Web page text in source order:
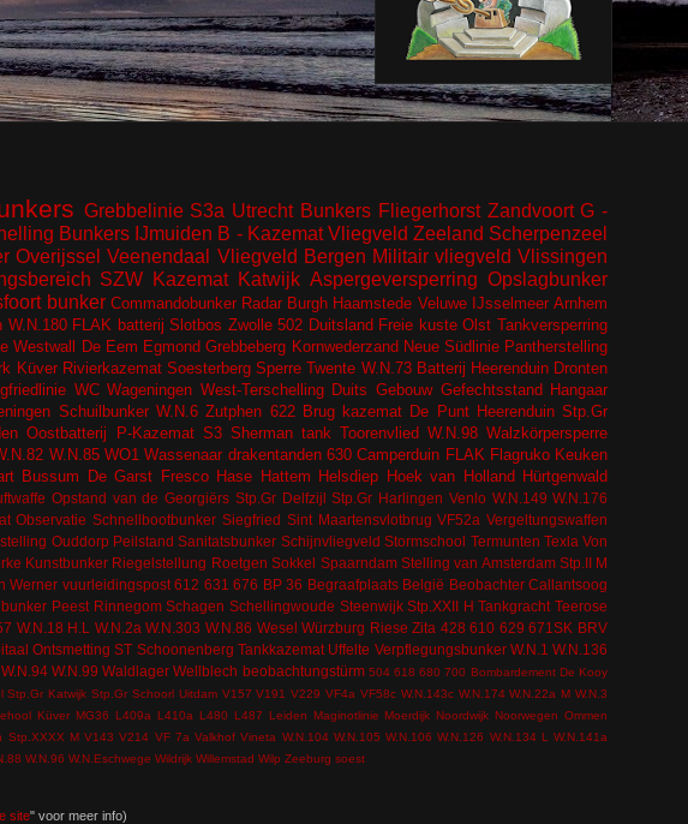
Grebbelinie S3a Utrecht Bunkers Fliegerhorst Zandvoort G -
Bunkers IJmuiden B - Kazemat Vliegveld Zeeland Scherpenzeel
Overijssel Veenendaal Vliegveld Bergen Militair vliegveld Vlissingen
SZW Kazemat Katwijk Aspergeversperring Opslagbunker
bunker Commandobunker Radar Burgh Haamstede Veluwe IJsselmeer Arnhem
W.N.180 FLAK batterij Slotbos Zwolle 502 Duitsland Freie kuste Olst Tankversperring
Westwall De Eem Egmond Grebbeberg Kornwederzand Neue Südlinie Pantherstelling
Küver Rivierkazemat Soesterberg Sperre Twente W.N.73 Batterij Heerenduin Dronten
WC Wageningen West-Terschelling Duits Gebouw Gefechtsstand Hangaar
Schuilbunker W.N.6 Zutphen 622 Brug kazemat De Punt Heerenduin Stp.Gr
Oostbatterij P-Kazemat S3 Sherman tank Toorenvlied W.N.98 Walzkörpersperre
W.N.85 WO1 Wassenaar drakentanden 630 Camperduin FLAK Flagruko Keuken
Bussum De Garst Fresco Hase Hattem Helsdiep Hoek van Holland Hürtgenwald
Opstand van de Georgiërs Stp.Gr Delfzijl Stp.Gr Harlingen Venlo W.N.149 W.N.176
Observatie Schnellbootbunker Siegfried Sint Maartensvlotbrug VF52a Vergeltungswaffen
Ouddorp Peilstand Sanitatsbunker Schijnvliegveld Stormschool Termunten Texla Von
Kunstbunker Riegelstellung Roetgen Sokkel Spaarndam Stelling van Amsterdam Stp.II M
Werner vuurleidingspost 612 631 676 BP 36 Begraafplaats België Beobachter Callantsoog
Peest Rinnegom Schagen Schellingwoude Steenwijk Stp.XXII H Tankgracht Teerose
W.N.18 H.L W.N.2a W.N.303 W.N.86 Wesel Würzburg Riese Zita 428 610 629 671SK BRV
Ontsmetting ST Schoonenberg Tankkazemat Uffelte Verpflegungsbunker W.N.1 W.N.136
W.N.94 W.N.99 Waldlager Wellblech beobachtungstürm 504 618 680 700 Bombardement De Kooy
Stp.Gr Katwijk Stp.Gr Schoorl Uitdam V157 V191 V229 VF4a VF58c W.N.143c W.N.174 W.N.22a M W.N.3
Küver MG36 L409a L410a L480 L487 Leiden Maginotlinie Moerdijk Noordwijk Noorwegen Ommen
Stp.XXXX M V143 V214 VF 7a Valkhof Vineta W.N.104 W.N.105 W.N.106 W.N.126 W.N.134 L
W.N.141a
W.N.96 W.N.Eschwege Wildrijk Willemstad Wilp Zeeburg soest
site" voor meer info)